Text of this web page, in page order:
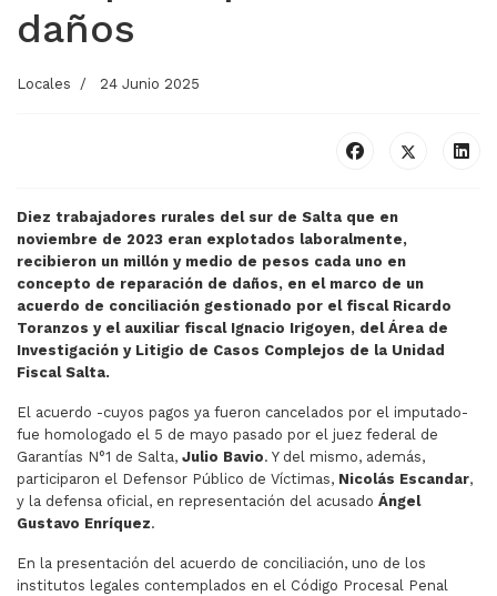
daños
Locales 24 Junio 2025
Diez trabajadores rurales del sur de Salta que en
noviembre de 2023 eran explotados laboralmente,
recibieron un millón y medio de pesos cada uno en
concepto de reparación de daños, en el marco de un
acuerdo de conciliación gestionado por el fiscal Ricardo
Toranzos y el auxiliar fiscal Ignacio Irigoyen, del Área de
Investigación y Litigio de Casos Complejos de la Unidad
Fiscal Salta.
El acuerdo -cuyos pagos ya fueron cancelados por el imputado-
fue homologado el 5 de mayo pasado por el juez federal de
Garantías N°1 de Salta, Julio Bavio. Y del mismo, además,
participaron el Defensor Público de Víctimas, Nicolás Escandar,
y la defensa oficial, en representación del acusado Ángel
Gustavo Enríquez.
En la presentación del acuerdo de conciliación, uno de los
institutos legales contemplados en el Código Procesal Penal